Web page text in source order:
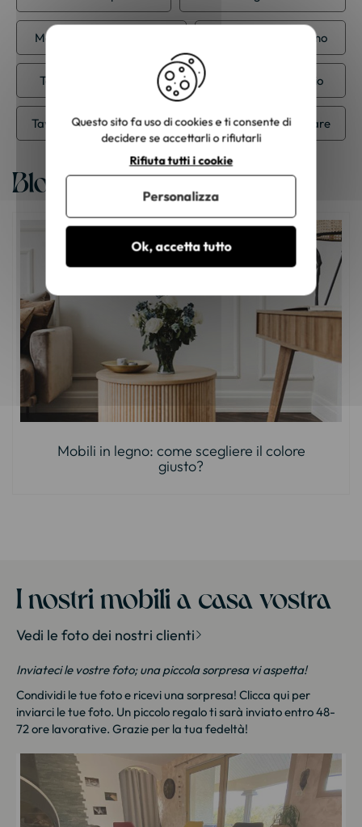
Mobili in rovere massiccio Mobili per il soggiorno
Tavolino da caffè Tavolino in legno massiccio
Tavolino in rovere massiccio Tavolino rettangolare
Blog
Mobili in legno: come scegliere il colore
giusto?
I nostri mobili a casa vostra
Vedi le foto dei nostri clienti
Inviateci le vostre foto; una piccola sorpresa vi aspetta!
Condividi le tue foto e ricevi una sorpresa! Clicca qui per
inviarci le tue foto. Un piccolo regalo ti sarà inviato entro 48-
72 ore lavorative. Grazie per la tua fedeltà!
Questo sito fa uso di cookies e ti consente di
decidere se accettarli o rifiutarli
Ok, accetta tutto
Rifiuta tutti i cookie
Personalizza